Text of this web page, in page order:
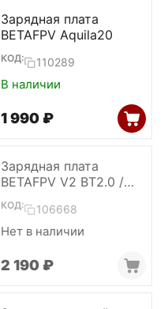
Зарядная плата
BETAFPV Aquila20
КОД: 110289
В наличии
1 990 ₽
Зарядная плата
BETAFPV V2 BT2.0 /
PH2.0
КОД: 106668
Нет в наличии
2 190 ₽